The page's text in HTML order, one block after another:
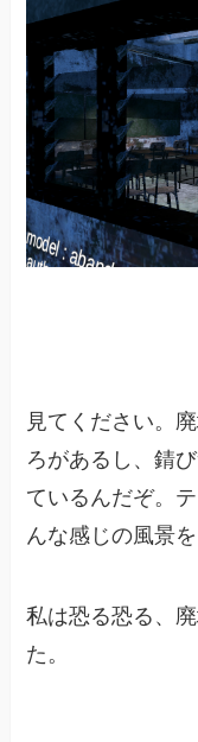
見てください。
ろがあるし、錆
ているんだぞ。
んな感じの風景
私は恐る恐る、
た。